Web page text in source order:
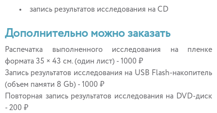
запись результатов исследования на CD
Дополнительно можно заказать
Распечатка выполненного исследования на пленке
формата 35 × 43 см. (один лист) - 1000 ₽
Запись результатов исследования на USB Flash-накопитель
(объем памяти 8 Gb) - 1000 ₽
Повторная запись результатов исследования на DVD-диск
- 200 ₽